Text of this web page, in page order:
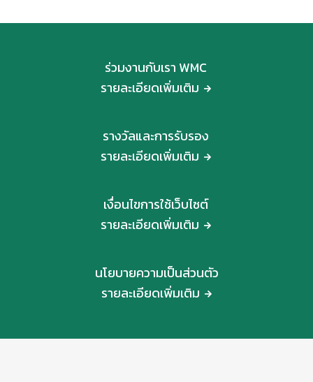
ร่วมงานกับเรา WMC
รายละเอียดเพิ่มเติม
รางวัลและการรับรอง
รายละเอียดเพิ่มเติม
เงื่อนไขการใช้เว็บไซต์
รายละเอียดเพิ่มเติม
นโยบายความเป็นส่วนตัว
รายละเอียดเพิ่มเติม